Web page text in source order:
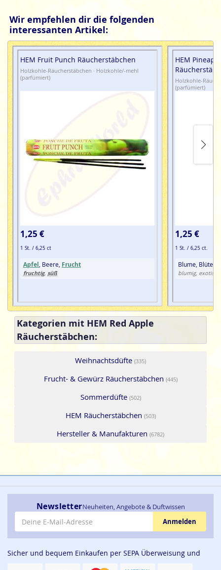
Wir empfehlen dir die folgenden
interessanten Artikel:
HEM Fruit Punch Räucherstäbchen
Holzkohle-Räucherstäbchen · Holzkohle/-mehl
(parfümiert)
1,25 €
1 St. / 6,25 ct
Apfel , Beere, Frucht
fruchtig, süß
HEM
Holzkohle-
(parfümiert)
1,25 €
1 St. / 6,25 ct.
Blume, Blüte,
blumig,
Kategorien mit HEM Red Apple
Räucherstäbchen:
Weihnachtsdüfte (335)
Frucht- & Gewürz Räucherstäbchen (445)
Sommerdüfte (502)
HEM Räucherstäbchen (503)
Hersteller & Manufakturen (6782)
NewsletterNeuheiten, Angebote & Duftwissen
E-Mail-Adresse
Anmelden
Sicher und bequem Einkaufen per SEPA Überweisung und